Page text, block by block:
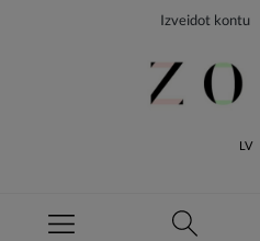
Izveidot kontu
LV